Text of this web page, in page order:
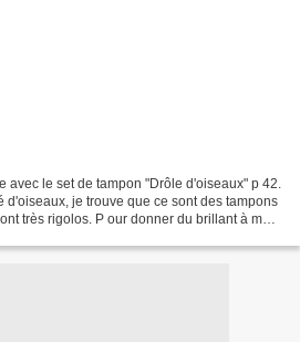
avec le set de tampon "Drôle d'oiseaux" p 42.
d'oiseaux, je trouve que ce sont des tampons
très rigolos. P our donner du brillant à mes